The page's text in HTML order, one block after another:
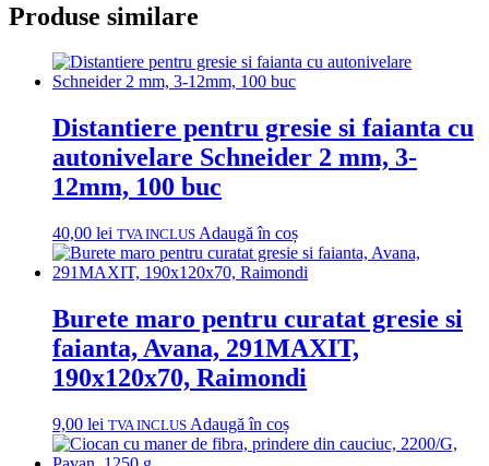
Produse similare
Distantiere pentru gresie si faianta cu
autonivelare Schneider 2 mm, 3-
12mm, 100 buc
40,00 lei TVA INCLUS Adaugă în coș
Burete maro pentru curatat gresie si
faianta, Avana, 291MAXIT,
190x120x70, Raimondi
9,00 lei TVA INCLUS Adaugă în coș